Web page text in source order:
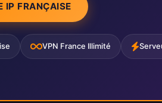
IP FRANÇAISE
VPN France Illimité